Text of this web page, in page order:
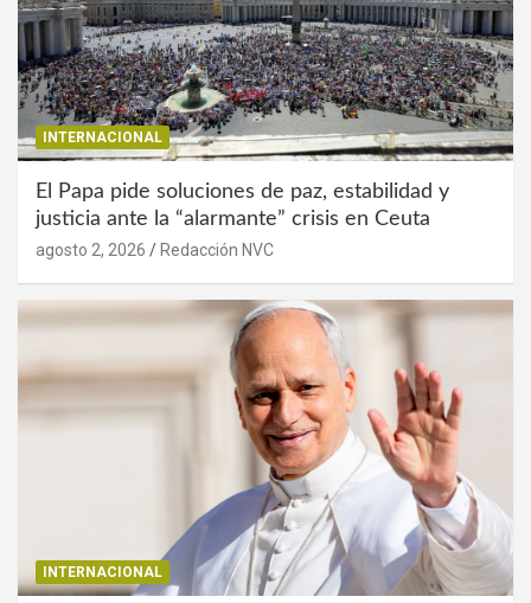
INTERNACIONAL
El Papa pide soluciones de paz, estabilidad y
justicia ante la “alarmante” crisis en Ceuta
agosto 2, 2026 Redacción NVC
INTERNACIONAL